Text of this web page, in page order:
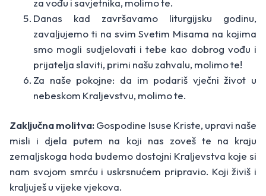
za vođu i savjetnika, molimo te.
Danas kad završavamo liturgijsku godinu,
zavaljujemo ti na svim Svetim Misama na kojima
smo mogli sudjelovati i tebe kao dobrog vođu i
prijatelja slaviti, primi našu zahvalu, molimo te!
Za naše pokojne: da im podariš vječni život u
nebeskom Kraljevstvu, molimo te.
Zaključna molitva:Gospodine Isuse Kriste, upravi naše
misli i djela putem na koji nas zoveš te na kraju
zemaljskoga hoda budemo dostojni Kraljevstva koje si
nam svojom smrću i uskrsnućem pripravio. Koji živiš i
kraljuješ u vijeke vjekova.